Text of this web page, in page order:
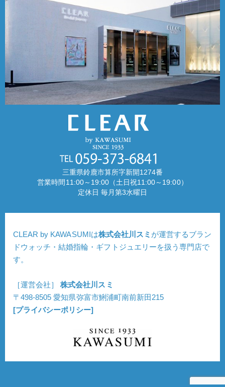
三重県鈴鹿市算所字新開1274番
営業時間11:00～19:00（土日祝11:00～19:00）
定休日 毎月第3水曜日
CLEAR by KAWASUMIは株式会社川スミ が運営するブラン
ドウォッチ・結婚指輪・ギフトジュエリーを扱う専門店で
す。
［運営会社］株式会社川スミ
〒498-8505 愛知県弥富市鯏浦町南前新田215
[プライバシーポリシー]